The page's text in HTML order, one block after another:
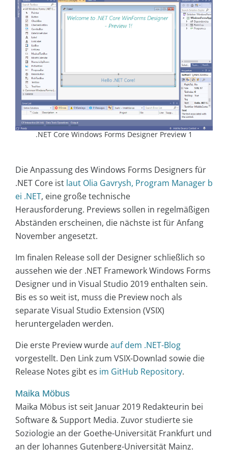
.NET Core Windows Forms Designer Preview 1
Die Anpassung des Windows Forms Designers für
.NET Core ist laut Olia Gavrysh, Program Manager b
ei .NET, eine große technische
Herausforderung. Previews sollen in regelmäßigen
Abständen erscheinen, die nächste ist für Anfang
November angesetzt.
Im finalen Release soll der Designer schließlich so
aussehen wie der .NET Framework Windows Forms
Designer und in Visual Studio 2019 enthalten sein.
Bis es so weit ist, muss die Preview noch als
separate Visual Studio Extension (VSIX)
heruntergeladen werden.
Die erste Preview wurdeauf dem .NET-Blog
vorgestellt. Den Link zum VSIX-Downlad sowie die
Release Notes gibt es im GitHub Repository.
Maika Möbus
Maika Möbus ist seit Januar 2019 Redakteurin bei
Software & Support Media. Zuvor studierte sie
Soziologie an der Goethe-Universität Frankfurt und
an der Johannes Gutenberg-Universität Mainz.